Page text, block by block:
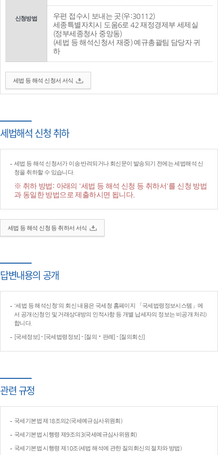
신청방법
우편 접수시 보내는 곳(우:30112)
세종특별자치시 도움6로 42 재정경제부 세제실
(정부세종청사 중앙동)
(세법 등 해석신청서 재중) 예규총괄팀 담당자 귀
하
세법 등 해석 신청서 서식
세법해석 신청 취하
세법 등 해석 신청서가 이송·반려되거나 회신문이 발송되기 전에는 세법해석 신
청을 취하할 수 있습니다.
※ 취하 방법: 아래의 '세법 등 해석 신청 등 취하서'를 신청 방법
과 동일한 방법으로 제출하시면 됩니다.
세법 등 해석 신청 등 취하서 서식
답변내용의 공개
'세법 등 해석신청'의 회신 내용은 국세청 홈페이지 「국세법령정보시스템」에
서 공개(신청인 및 거래상대방의 인적사항 등 개별 납세자의 정보는 비공개 처리)
합니다.
[국세정보] - [국세법령정보] - [질의‧판례] - [질의회신]
관련 규정
국세기본법 제18조의2(국세예규심사위원회)
국세기본법 시행령 제9조의3(국세예규심사위원회)
국세기본법 시행령 제10조(세법 해석에 관한 질의회신의 절차와 방법)